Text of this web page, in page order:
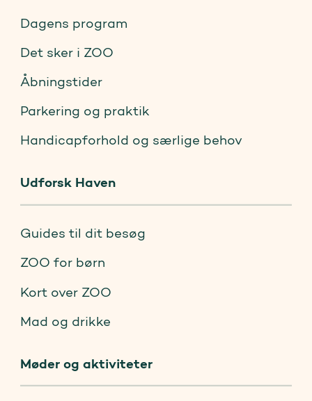
Dagens program
Det sker i ZOO
Åbningstider
Parkering og praktik
Handicapforhold og særlige behov
Udforsk Haven
Guides til dit besøg
ZOO for børn
Kort over ZOO
Mad og drikke
Møder og aktiviteter